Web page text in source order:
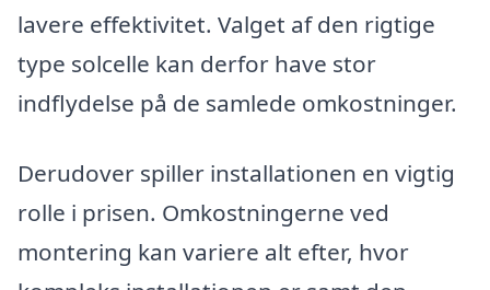
lavere effektivitet. Valget af den rigtige
type solcelle kan derfor have stor
indflydelse på de samlede omkostninger.
Derudover spiller installationen en vigtig
rolle i prisen. Omkostningerne ved
montering kan variere alt efter, hvor